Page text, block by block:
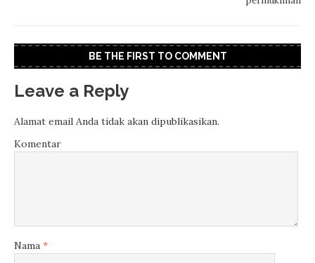
BE THE FIRST TO COMMENT
Leave a Reply
Alamat email Anda tidak akan dipublikasikan.
Komentar
Nama *